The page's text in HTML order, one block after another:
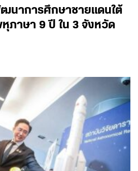
ฒนาการศึกษาชายแดนใต้
ภาษา 9 ปี ใน 3 จังหวัด